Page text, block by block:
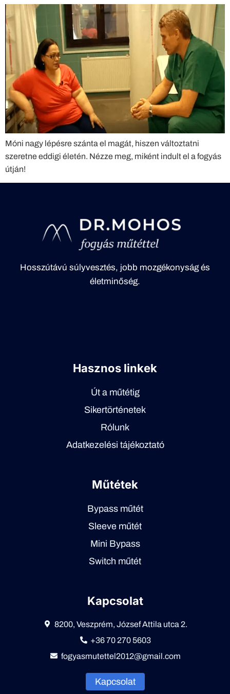
Móni nagy lépésre szánta el magát, hiszen változtatni
szeretne eddigi életén. Nézze meg, miként indult el a fogyás
útján!
Hosszútávú súlyvesztés, jobb mozgékonyság és
életminőség.
Hasznos linkek
Út a műtétig
Sikertörténetek
Rólunk
Adatkezelési tájékoztató
Műtétek
Bypass műtét
Sleeve műtét
Mini Bypass
Switch műtét
Kapcsolat
8200, Veszprém, József Attila utca 2.
+36 70 270 5603
fogyasmutettel2012@gmail.com
Kapcsolat